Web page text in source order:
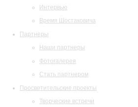
Интервью
Время Шостаковича
Партнеры
Наши партнеры
Фотогалерея
Стать партнером
Просветительские проекты
Творческие встречи